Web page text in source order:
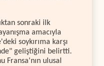
sonraki ilk
amacıyla
soykırıma karşı
geliştiğini belirtti.
Fransa'nın ulusal